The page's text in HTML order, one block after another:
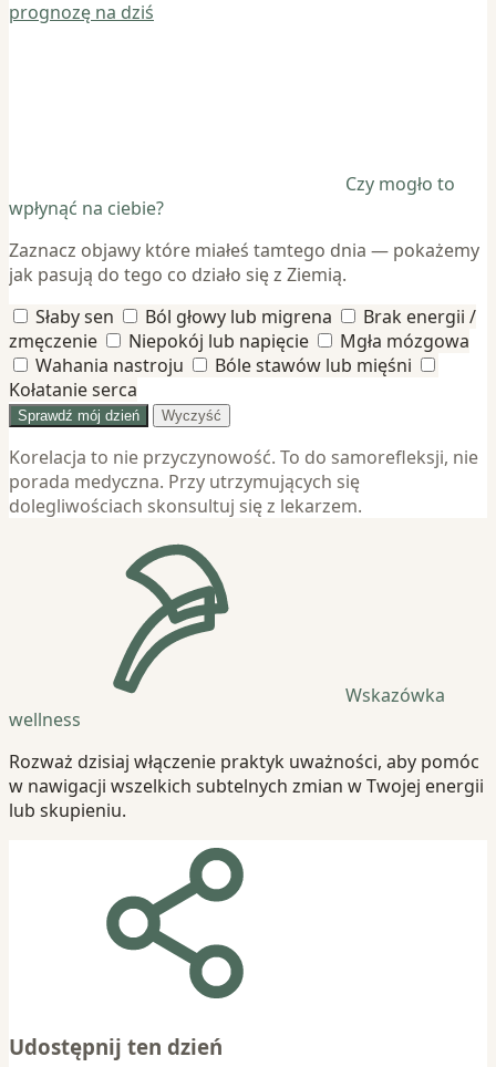
prognozę na dziś
Czy mogło to
wpłynąć na ciebie?
Zaznacz objawy które miałeś tamtego dnia — pokażemy
jak pasują do tego co działo się z Ziemią.
Słaby sen
Ból głowy lub migrena
Brak energii /
zmęczenie
Niepokój lub napięcie
Mgła mózgowa
Wahania nastroju
Bóle stawów lub mięśni
Kołatanie serca
Sprawdź mój dzień Wyczyść
Korelacja to nie przyczynowość. To do samorefleksji, nie
porada medyczna. Przy utrzymujących się
dolegliwościach skonsultuj się z lekarzem.
Wskazówka
wellness
Rozważ dzisiaj włączenie praktyk uważności, aby pomóc
w nawigacji wszelkich subtelnych zmian w Twojej energii
lub skupieniu.
Udostępnij ten dzień